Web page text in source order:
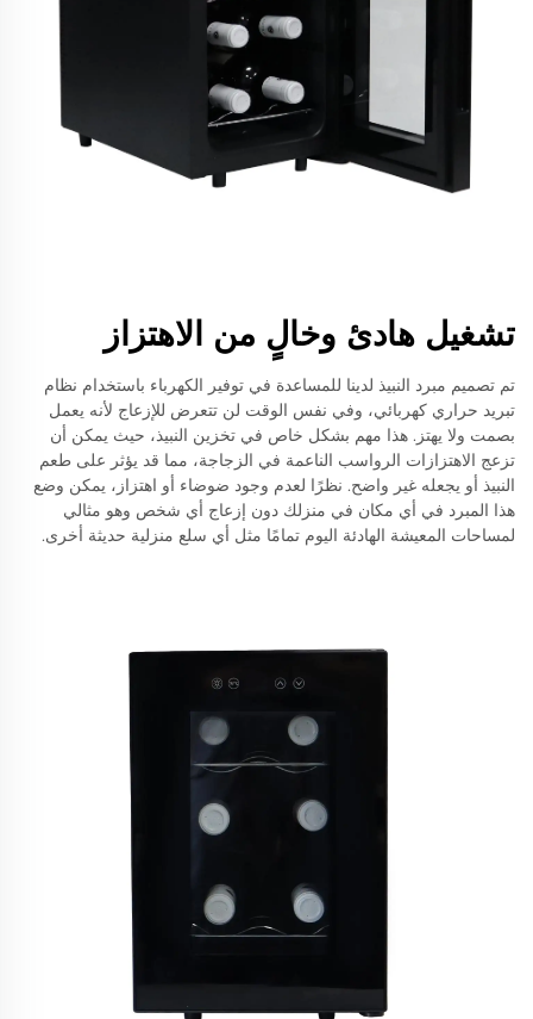
تشغيل هادئ وخالٍ من الاهتزاز
تم تصميم مبرد النبيذ لدينا للمساعدة في توفير الكهرباء باستخدام نظام
تبريد حراري كهربائي، وفي نفس الوقت لن تتعرض للإزعاج لأنه يعمل
بصمت ولا يهتز. هذا مهم بشكل خاص في تخزين النبيذ، حيث يمكن أن
تزعج الاهتزازات الرواسب الناعمة في الزجاجة، مما قد يؤثر على طعم
النبيذ أو يجعله غير واضح. نظرًا لعدم وجود ضوضاء أو اهتزاز، يمكن وضع
هذا المبرد في أي مكان في منزلك دون إزعاج أي شخص وهو مثالي
لمساحات المعيشة الهادئة اليوم تمامًا مثل أي سلع منزلية حديثة أخرى.